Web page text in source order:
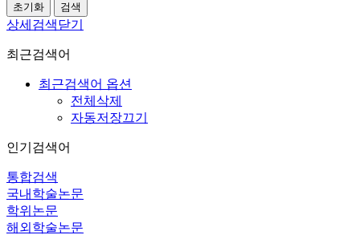
상세검색닫기
최근검색어
최근검색어 옵션
전체삭제
자동저장끄기
인기검색어
통합검색
국내학술논문
학위논문
해외학술논문